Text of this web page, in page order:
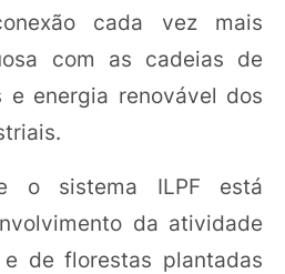
cada vez mais
com as cadeias de
e energia renovável dos
o sistema ILPF está
da atividade
de florestas plantadas